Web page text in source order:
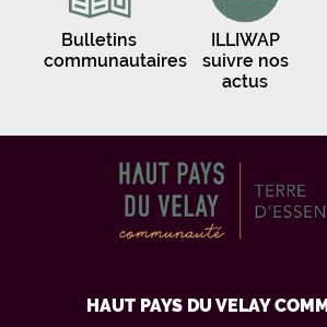
Bulletins
communautaires
ILLIWAP
suivre nos
actus
HAUT PAYS DU VELAY